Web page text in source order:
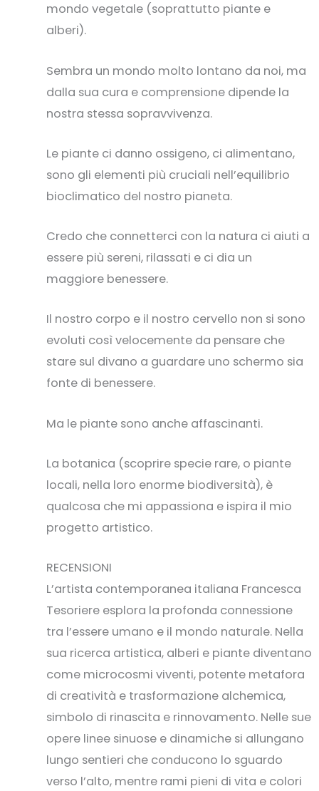
mondo vegetale (soprattutto piante e
alberi).
Sembra un mondo molto lontano da noi, ma
dalla sua cura e comprensione dipende la
nostra stessa sopravvivenza.
Le piante ci danno ossigeno, ci alimentano,
sono gli elementi più cruciali nell’equilibrio
bioclimatico del nostro pianeta.
Credo che connetterci con la natura ci aiuti a
essere più sereni, rilassati e ci dia un
maggiore benessere.
Il nostro corpo e il nostro cervello non si sono
evoluti così velocemente da pensare che
stare sul divano a guardare uno schermo sia
fonte di benessere.
Ma le piante sono anche affascinanti.
La botanica (scoprire specie rare, o piante
locali, nella loro enorme biodiversità), è
qualcosa che mi appassiona e ispira il mio
progetto artistico.
RECENSIONI
L’artista contemporanea italiana Francesca
Tesoriere esplora la profonda connessione
tra l’essere umano e il mondo naturale. Nella
sua ricerca artistica, alberi e piante diventano
come microcosmi viventi, potente metafora
di creatività e trasformazione alchemica,
simbolo di rinascita e rinnovamento. Nelle sue
opere linee sinuose e dinamiche si allungano
lungo sentieri che conducono lo sguardo
verso l’alto, mentre rami pieni di vita e colori